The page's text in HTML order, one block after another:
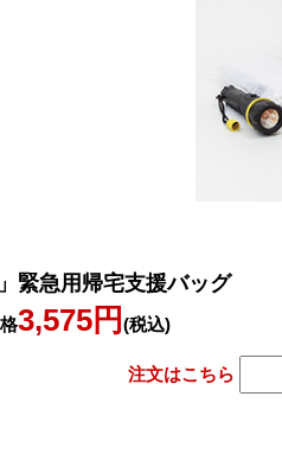
緊急用帰宅支援バッグ
3,575円(税込)
注文はこちら